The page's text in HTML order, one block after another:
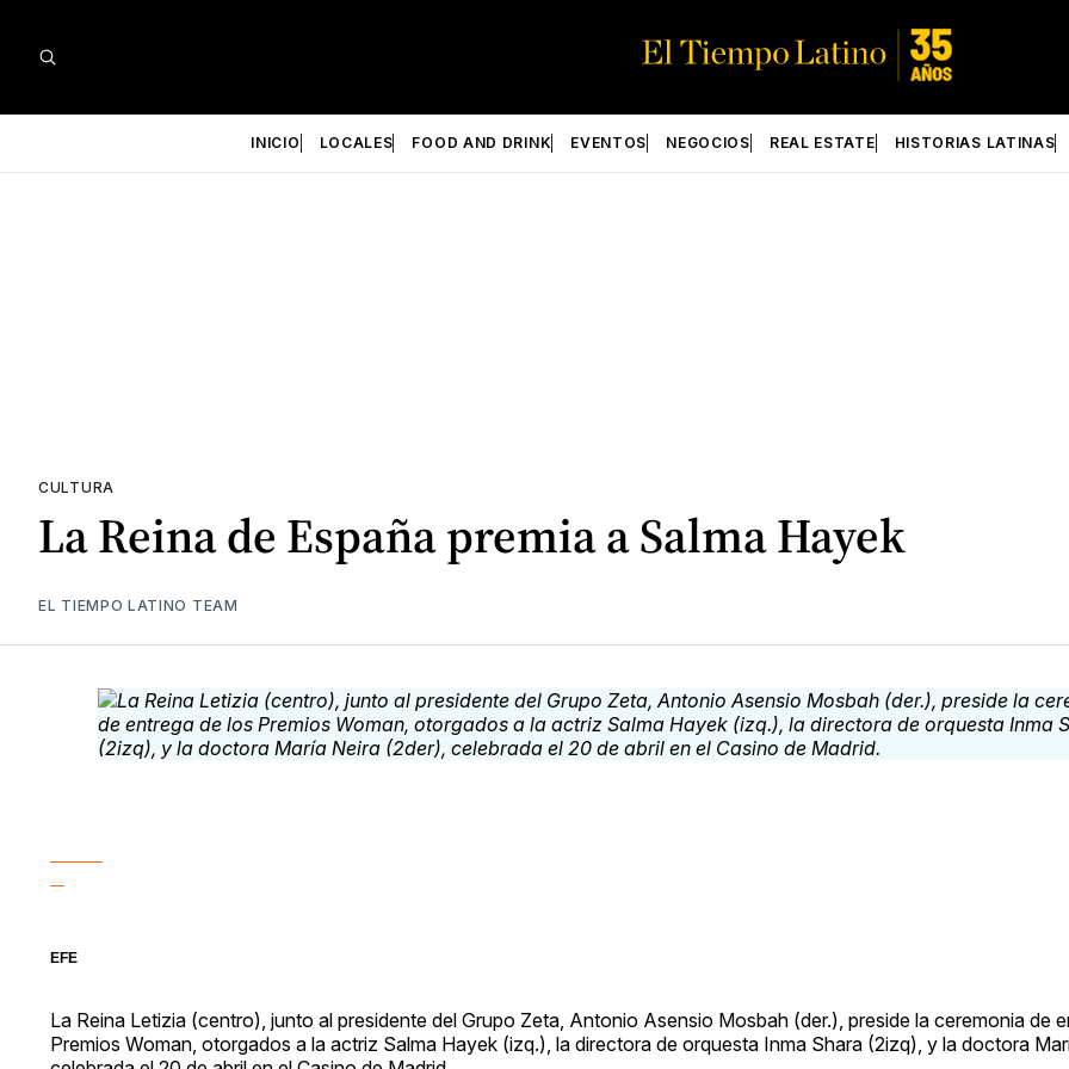
INICIO LOCALES FOOD AND DRINK EVENTOS NEGOCIOS REAL ESTATE HISTORIAS LATINAS
CULTURA
La Reina de España premia a Salma Hayek
EL TIEMPO LATINO TEAM
EFE
La Reina Letizia (centro), junto al presidente del Grupo Zeta, Antonio Asensio Mosbah (der.), preside la ceremonia de
Premios Woman, otorgados a la actriz Salma Hayek (izq.), la directora de orquesta Inma Shara (2izq), y la doctora